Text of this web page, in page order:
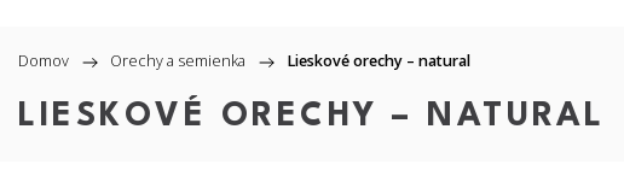
Domov / Orechy a semienka / Lieskové orechy – natural
LIESKOVÉ ORECHY – NATURAL